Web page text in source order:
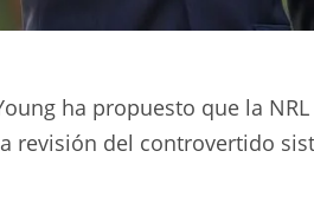
ha propuesto que la
revisión del controvertido